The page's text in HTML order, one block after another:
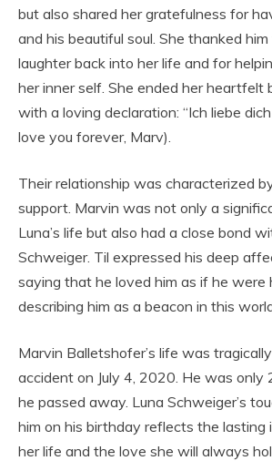
but also shared her gratefulness for
and his beautiful soul. She thanked
laughter back into her life and for
her inner self. She ended her heartfelt
with a loving declaration: “Ich liebe
love you forever, Marv).
Their relationship was characterized
support. Marvin was not only a
Luna’s life but also had a close bond
Schweiger. Til expressed his deep
saying that he loved him as if he were
describing him as a beacon in this
Marvin Balletshofer’s life was
accident on July 4, 2020. He was only
he passed away. Luna Schweiger’s
him on his birthday reflects the lasting
her life and the love she will always